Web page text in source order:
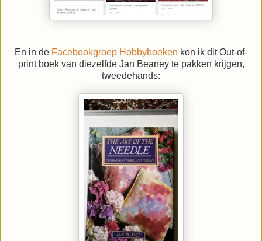
En in de Facebookgroep Hobbyboeken kon ik dit Out-of-
print boek van diezelfde Jan Beaney te pakken krijgen,
tweedehands: